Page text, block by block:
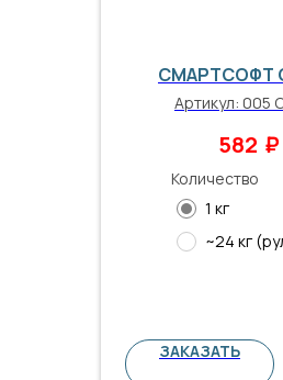
СМАРТСОФТ
Артикул: 005
582 ₽
Количество
1 кг
~24 кг
ЗАКАЗАТЬ